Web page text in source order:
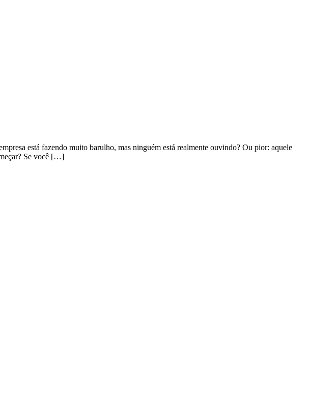
está fazendo muito barulho, mas ninguém está realmente ouvindo? Ou pior: aquele
Se você […]